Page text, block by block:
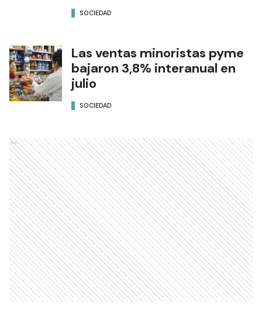
SOCIEDAD
Las ventas minoristas pyme
bajaron 3,8% interanual en
julio
SOCIEDAD
Ads